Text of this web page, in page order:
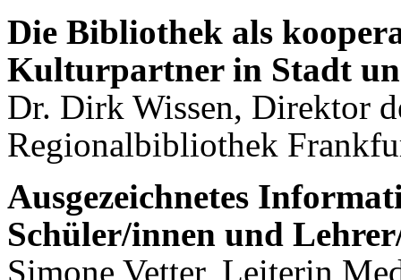
Die Bibliothek als
Kulturpartner in Stadt
Dr. Dirk Wissen, Direktor
Regionalbibliothek
Ausgezeichnetes
Schüler/innen und
Simone Vetter, Leiterin